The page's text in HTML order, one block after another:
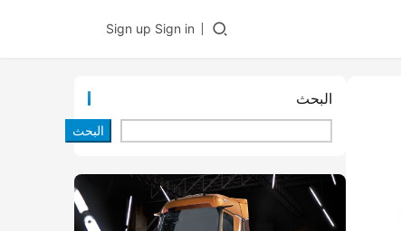
Sign in
Sign up
البحث
البحث